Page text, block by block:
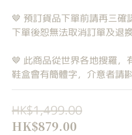
🤎 預訂貨品下單前請再三確
下單後恕無法取消訂單及退
🤎 此商品從世界各地搜羅，
鞋盒會有簡體字，介意者請
HK$1,499.00
HK$879.00